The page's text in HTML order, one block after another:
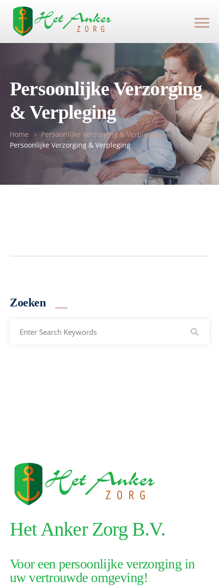
Persoonlijke Verzorging
& Verpleging
Home
Persoonlijke Verzorging & Verpleging
Persoonlijke Verzorging & Verpleging
Zoeken
Het Anker Zorg B.V.
Voor een persoonlijke verzorging in
uw vertrouwde omgeving!